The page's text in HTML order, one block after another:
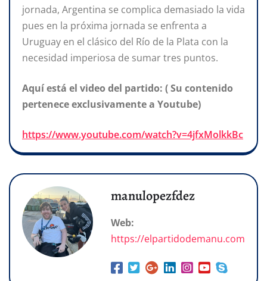
jornada, Argentina se complica demasiado la vida
pues en la próxima jornada se enfrenta a
Uruguay en el clásico del Río de la Plata con la
necesidad imperiosa de sumar tres puntos.
Aquí está el video del partido: ( Su contenido
pertenece exclusivamente a Youtube)
https://www.youtube.com/watch?v=4jfxMolkkBc
manulopezfdez
Web:
https://elpartidodemanu.com